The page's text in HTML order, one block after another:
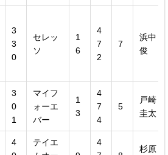
3
3
0
セレッ
ソ
1
6
4
7
2
7
浜中
俊
3
0
1
マイフ
ォーエ
バー
1
3
4
7
4
5
戸崎
圭太
4
テイエ
4
杉原